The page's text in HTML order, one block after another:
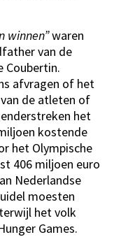
winnen”waren
van de
Coubertin.
afvragen of het
de atleten of
het
kostende
het Olympische
406 miljoen euro
Nederlandse
moesten
het volk
Games.